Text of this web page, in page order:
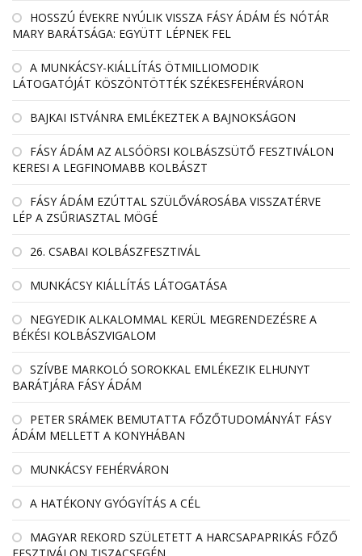
HOSSZÚ ÉVEKRE NYÚLIK VISSZA FÁSY ÁDÁM ÉS NÓTÁR
MARY BARÁTSÁGA: EGYÜTT LÉPNEK FEL
A MUNKÁCSY-KIÁLLÍTÁS ÖTMILLIOMODIK
LÁTOGATÓJÁT KÖSZÖNTÖTTÉK SZÉKESFEHÉRVÁRON
BAJKAI ISTVÁNRA EMLÉKEZTEK A BAJNOKSÁGON
FÁSY ÁDÁM AZ ALSÓÖRSI KOLBÁSZSÜTŐ FESZTIVÁLON
KERESI A LEGFINOMABB KOLBÁSZT
FÁSY ÁDÁM EZÚTTAL SZÜLŐVÁROSÁBA VISSZATÉRVE
LÉP A ZSŰRIASZTAL MÖGÉ
26. CSABAI KOLBÁSZFESZTIVÁL
MUNKÁCSY KIÁLLÍTÁS LÁTOGATÁSA
NEGYEDIK ALKALOMMAL KERÜL MEGRENDEZÉSRE A
BÉKÉSI KOLBÁSZVIGALOM
SZÍVBE MARKOLÓ SOROKKAL EMLÉKEZIK ELHUNYT
BARÁTJÁRA FÁSY ÁDÁM
PETER SRÁMEK BEMUTATTA FŐZŐTUDOMÁNYÁT FÁSY
ÁDÁM MELLETT A KONYHÁBAN
MUNKÁCSY FEHÉRVÁRON
A HATÉKONY GYÓGYÍTÁS A CÉL
MAGYAR REKORD SZÜLETETT A HARCSAPAPRIKÁS FŐZŐ
FESZTIVÁLON TISZACSEGÉN.